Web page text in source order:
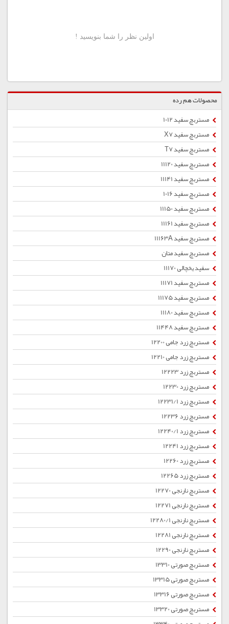
محصولات هم رده
مستربچ سفید 1012
مستربچ سفید X7
مستربچ سفید T7
مستربچ سفید 11120
مستربچ سفید 11141
مستربچ سفید 1016
مستربچ سفید 11150
مستربچ سفید 11161
مستربچ سفید 11163A
مستربچ سفید متان
سفید یخچالی 11170
مستربچ سفید 11171
مستربچ سفید 11175
مستربچ سفید 11180
مستربچ سفید 11448
مستربچ زرد جامی 12200
مستربچ زرد جامی 12210
مستربچ زرد 12223
مستربچ زرد 12230
مستربچ زرد 12231/1
مستربچ زرد 12236
مستربچ زرد 12240/1
مستربچ زرد 12241
مستربچ زرد 12260
مستربچ زرد 12265
مستربچ نارنجی 12270
مستربچ نارنجی 12271
مستربچ نارنجی 12280/1
مستربچ نارنجی 12281
مستربچ نارنجی 12290
مستربچ صورتی 13310
مستربچ صورتی 13315
مستربچ صورتی 13316
مستربچ صورتی 13320